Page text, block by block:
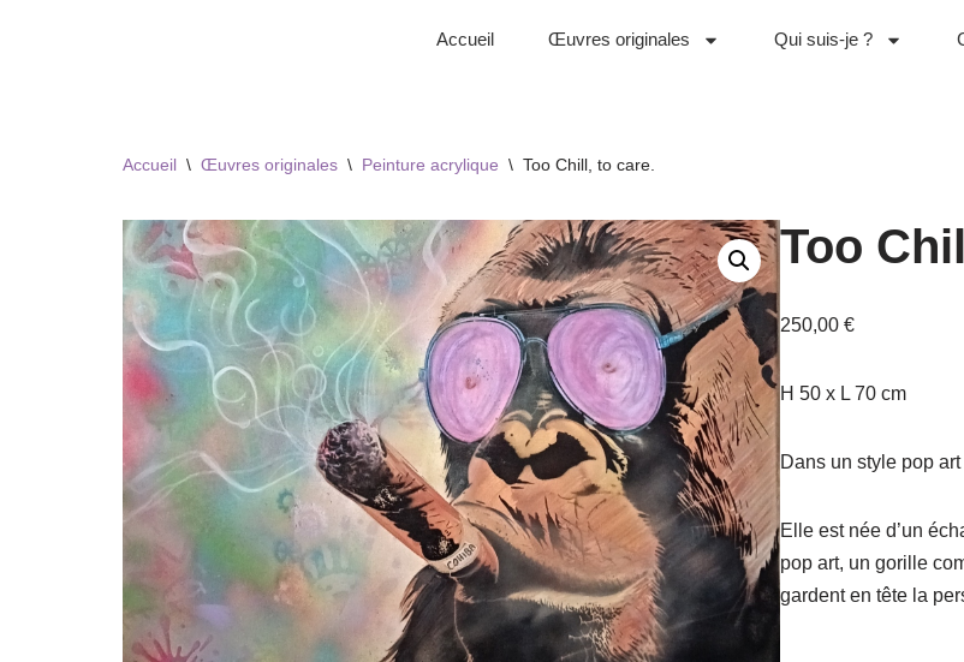
Accueil Œuvres originales Qui suis-je ?
Accueil \ Œuvres originales \ Peinture acrylique \ Too Chill, to care.
Too
250,00€
H 50 x L 70 cm
Dans un style pop
Elle est née d’un
pop art, un gorille
gardent en tête la